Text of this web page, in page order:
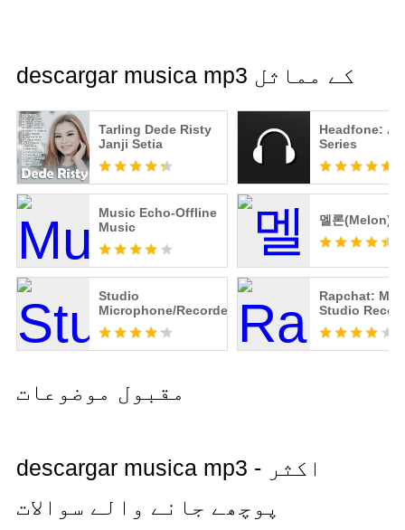
descargar musica mp3 کے مماثل
Tarling Dede Risty
Janji Setia
Headfone:
Series
Music Echo-Offline
Music
멜론(Melon)
Studio
Microphone/Recorder
Rapchat:
Studio
مقبول موضوعات
descargar musica mp3 - اکثر
پوچھے جانے والے سوالات